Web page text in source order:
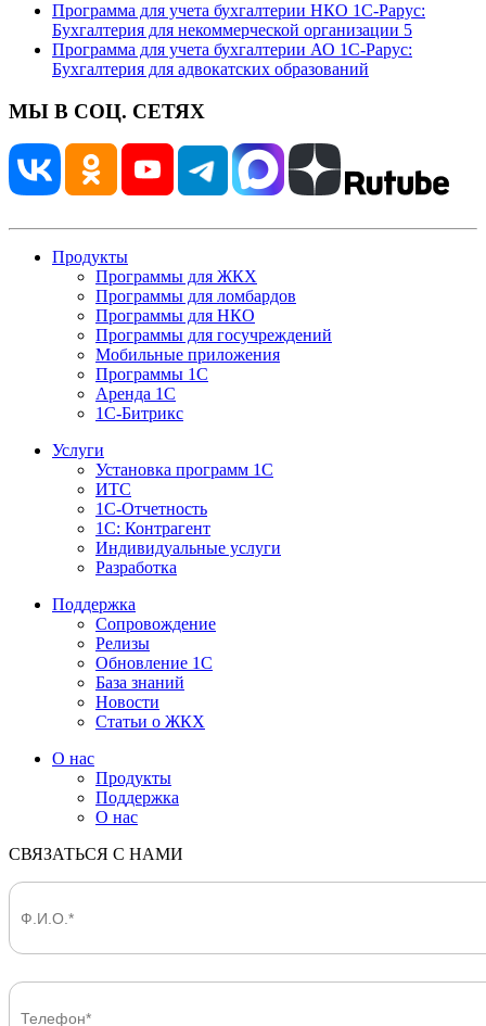
Программа для учета бухгалтерии НКО 1С-Рарус:
Бухгалтерия для некоммерческой организации 5
Программа для учета бухгалтерии АО 1С-Рарус:
Бухгалтерия для адвокатских образований
МЫ В СОЦ. СЕТЯХ
Продукты
Программы для ЖКХ
Программы для ломбардов
Программы для НКО
Программы для госучреждений
Мобильные приложения
Программы 1С
Аренда 1С
1С-Битрикс
Услуги
Установка программ 1С
ИТС
1С-Отчетность
1С: Контрагент
Индивидуальные услуги
Разработка
Поддержка
Сопровождение
Релизы
Обновление 1С
База знаний
Новости
Статьи о ЖКХ
О нас
Продукты
Поддержка
О нас
СВЯЗАТЬСЯ С НАМИ